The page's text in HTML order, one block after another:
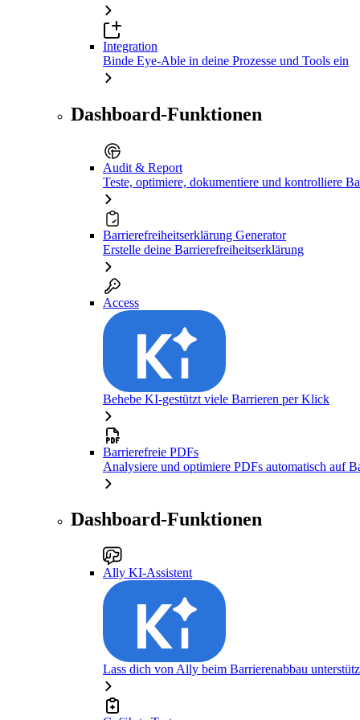
Integration
Binde Eye-Able in deine Prozesse und Tools ein
Dashboard-Funktionen
Audit & Report
Teste, optimiere, dokumentiere und kontrolliere
Barrierefreiheitserklärung Generator
Erstelle deine Barrierefreiheitserklärung
Access
Behebe KI-gestützt viele Barrieren per Klick
Barrierefreie PDFs
Analysiere und optimiere PDFs automatisch auf
Dashboard-Funktionen
Ally KI-Assistent
Lass dich von Ally beim Barrierenabbau